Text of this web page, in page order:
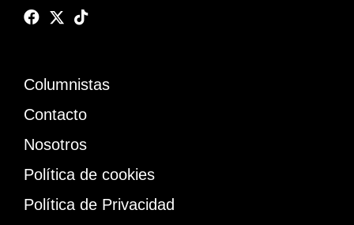
Columnistas
Contacto
Nosotros
Política de cookies
Política de Privacidad